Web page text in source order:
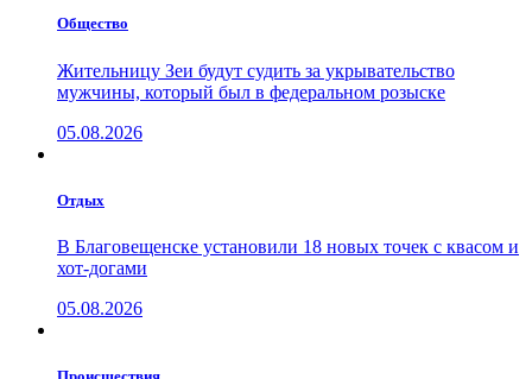
Общество
Жительницу Зеи будут судить за укрывательство
мужчины, который был в федеральном розыске
05.08.2026
Отдых
В Благовещенске установили 18 новых точек с квасом и
хот-догами
05.08.2026